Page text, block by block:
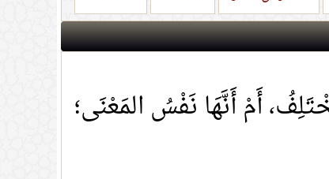
أَمْ أَنَّهَا نَفْسُ المَعْنَى؛